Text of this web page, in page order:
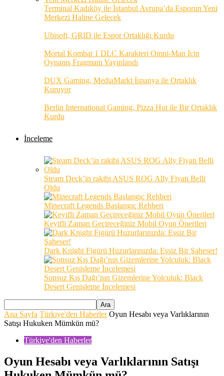
Terminal Kadıköy ile İstanbul Avrupa’da Esporun Yeni
Merkezi Haline Gelecek
Ubisoft, GRID ile Espor Ortaklığı Kurdu
Mortal Kombat 1 DLC Karakteri Omni-Man İçin
Oynanış Fragmanı Yayınlandı
DUX Gaming, MediaMarkt İspanya ile Ortaklık
Kuruyor
Berlin International Gaming, Pizza Hut ile Bir Ortaklık
Kurdu
İnceleme
Steam Deck’in rakibi ASUS ROG Ally Fiyatı Belli
Oldu
Minecraft Legends Başlangıç Rehberi
Keyifli Zaman Geçireceğiniz Mobil Oyun Önerileri
Dark Knight Figürü Huzurlarınızda: Eşsiz Bir Şaheser!
Sonsuz Kış Dağı’nın Gizemlerine Yolculuk: Black
Desert Genişleme İncelemesi
Ana Sayfa Türkiye'den Haberler Oyun Hesabı veya Varlıklarının
Satışı Hukuken Mümkün mü?
Türkiye'den Haberler
Oyun Hesabı veya Varlıklarının Satışı